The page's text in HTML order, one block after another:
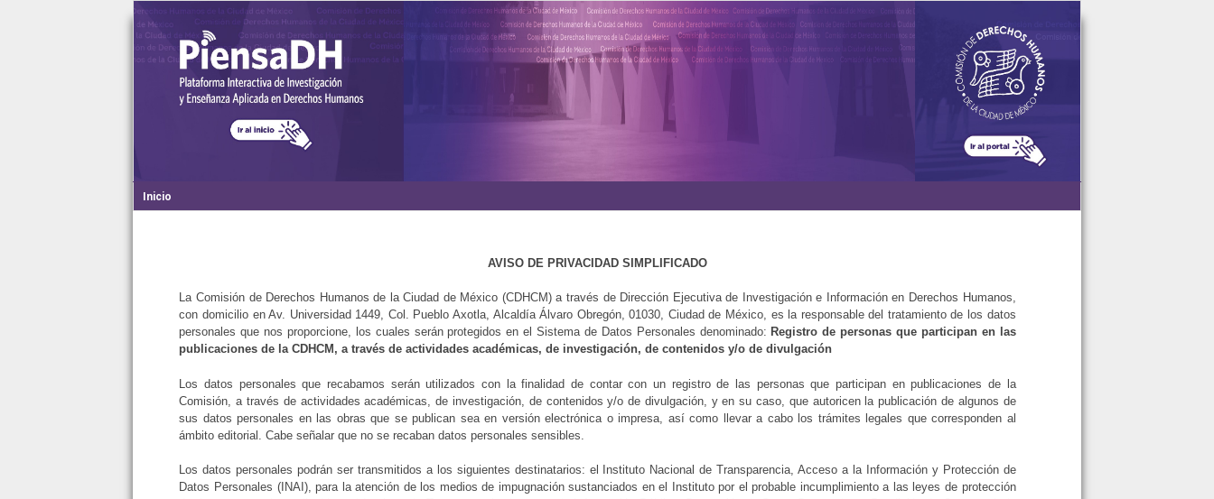
Inicio
AVISO DE PRIVACIDAD SIMPLIFICADO
La Comisión de Derechos Humanos de la Ciudad de México (CDHCM) a través de Dirección Ejecutiva de Investigación e Información en Derechos Humanos,
con domicilio en Av. Universidad 1449, Col. Pueblo Axotla, Alcaldía Álvaro Obregón, 01030, Ciudad de México, es la responsable del tratamiento de los datos
personales que nos proporcione, los cuales serán protegidos en el Sistema de Datos Personales denominado: Registro de personas que participan en las
publicaciones de la CDHCM, a través de actividades académicas, de investigación, de contenidos y/o de divulgación
Los datos personales que recabamos serán utilizados con la finalidad de contar con un registro de las personas que participan en publicaciones de la
Comisión, a través de actividades académicas, de investigación, de contenidos y/o de divulgación, y en su caso, que autoricen la publicación de algunos de
sus datos personales en las obras que se publican sea en versión electrónica o impresa, así como llevar a cabo los trámites legales que corresponden al
ámbito editorial. Cabe señalar que no se recaban datos personales sensibles.
Los datos personales podrán ser transmitidos a los siguientes destinatarios: el Instituto Nacional de Transparencia, Acceso a la Información y Protección de
Datos Personales (INAI), para la atención de los medios de impugnación sustanciados en el Instituto por el probable incumplimiento a las leyes de protección